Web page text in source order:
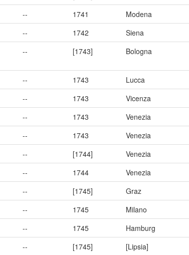
-- 1741 Modena
-- 1742 Siena
-- [1743] Bologna
-- 1743 Lucca
-- 1743 Vicenza
-- 1743 Venezia
-- 1743 Venezia
-- [1744] Venezia
-- 1744 Venezia
-- [1745] Graz
-- 1745 Milano
-- 1745 Hamburg
-- [1745] [Lipsia]